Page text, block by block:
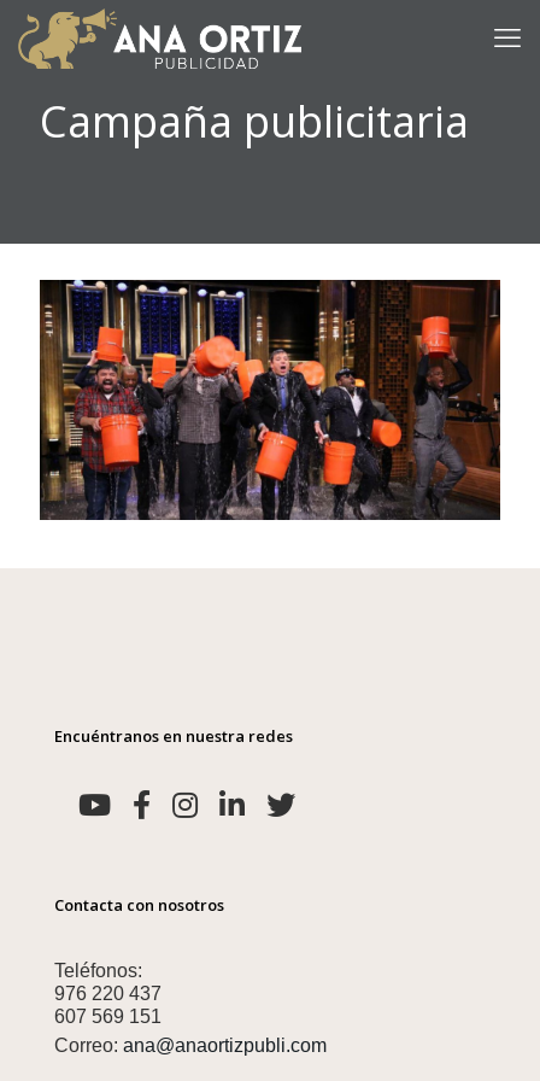
Campaña publicitaria
Encuéntranos en nuestra redes
Contacta con nosotros
Teléfonos:
976 220 437
607 569 151
Correo: ana@anaortizpubli.com